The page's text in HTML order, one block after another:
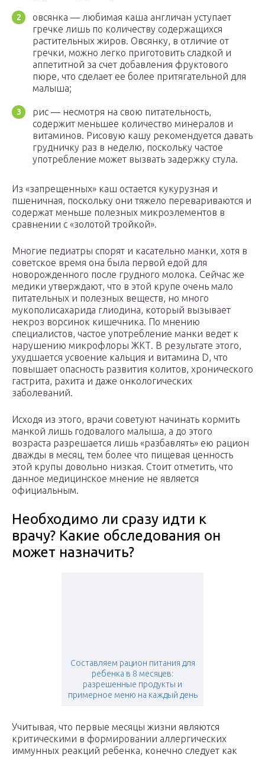
овсянка — любимая каша англичан уступает
гречке лишь по количеству содержащихся
растительных жиров. Овсянку, в отличие от
гречки, можно легко приготовить сладкой и
аппетитной за счет добавления фруктового
пюре, что сделает ее более притягательной для
малыша;
рис — несмотря на свою питательность,
содержит меньшее количество минералов и
витаминов. Рисовую кашу рекомендуется давать
грудничку раз в неделю, поскольку частое
употребление может вызвать задержку стула.
Из «запрещенных» каш остается кукурузная и
пшеничная, поскольку они тяжело перевариваются и
содержат меньше полезных микроэлементов в
сравнении с «золотой тройкой».
Многие педиатры спорят и касательно манки, хотя в
советское время она была первой едой для
новорожденного после грудного молока. Сейчас же
медики утверждают, что в этой крупе очень мало
питательных и полезных веществ, но много
мукополисахарида глиодина, который вызывает
некроз ворсинок кишечника. По мнению
специалистов, частое употребление манки ведет к
нарушению микрофлоры ЖКТ. В результате этого,
ухудшается усвоение кальция и витамина D, что
повышает опасность развития колитов, хронического
гастрита, рахита и даже онкологических
заболеваний.
Исходя из этого, врачи советуют начинать кормить
манкой лишь годовалого малыша, а до этого
возраста разрешается лишь «разбавлять» ею рацион
дважды в месяц, тем более что пищевая ценность
этой крупы довольно низкая. Стоит отметить, что
данное медицинское мнение не является
официальным.
Необходимо ли сразу идти к
врачу? Какие обследования он
может назначить?
Составляем рацион питания для
ребенка в 8 месяцев:
разрешенные продукты и
примерное меню на каждый день
Учитывая, что первые месяцы жизни являются
критическими в формировании аллергических
иммунных реакций ребенка, конечно следует как